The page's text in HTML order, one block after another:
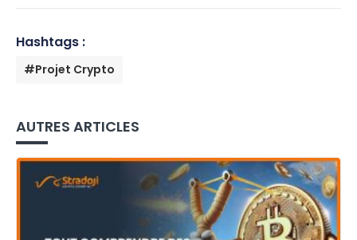
Hashtags :
#Projet Crypto
AUTRES ARTICLES